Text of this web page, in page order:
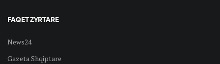
FAQET ZYRTARE
News24
Gazeta Shqiptare